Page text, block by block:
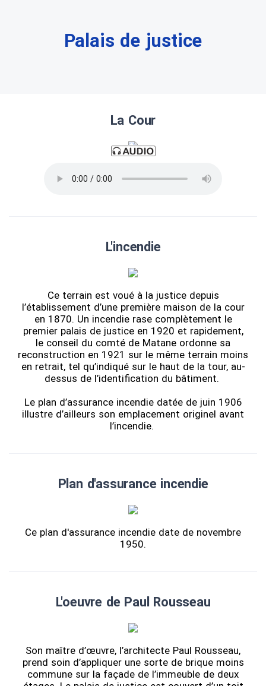
Palais de justice
La Cour
L'incendie
Ce terrain est voué à la justice depuis
l’établissement d’une première maison de la cour
en 1870. Un incendie rase complètement le
premier palais de justice en 1920 et rapidement,
le conseil du comté de Matane ordonne sa
reconstruction en 1921 sur le même terrain moins
en retrait, tel qu’indiqué sur le haut de la tour, au-
dessus de l’identification du bâtiment.
Le plan d’assurance incendie datée de juin 1906
illustre d’ailleurs son emplacement originel avant
l’incendie.
Plan d'assurance incendie
Ce plan d'assurance incendie date de novembre
1950.
L'oeuvre de Paul Rousseau
Son maître d’œuvre, l’architecte Paul Rousseau,
prend soin d’appliquer une sorte de brique moins
commune sur la façade de l’immeuble de deux